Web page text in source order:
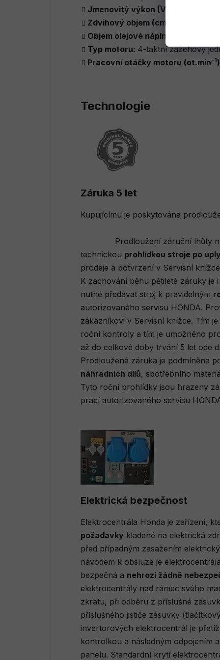
Jmenovitý výkon (VA):
Zdvihový objem (cm
Objem olejové náplně (litrů):
Typ motoru: 4-taktní zážehový
Pracovní otáčky motoru (ot.min-1
Technologie
Záruka 5 let
Kupujícímu je poskytována
Prodloužení záruční lhůty nad
technickou prohlídkou stroje po
prodeje a potvrzení v Servisní
K zachování běhu pětileté záruky
nutné předávat stroj k pravidelným
autorizovaného servisu HONDA.
zákazníkovi v Servisní knížce. Tím
roční kontroly a tím je umožněno
až do celkové doby trvání 5 let ode
Prodloužená záruka je podmíněna
náhradních dílů, spotřebního
Tyto roční prohlídky jsou hrazeny
prací autorizovaného servisu
Elektrická bezpečnost
Elektrocentrála Honda je zařízení,
požadavky kladené na elektrická
před případným zasažením
návodem k obsluze je
bezpečná a nehrozí žádně
elektrocentrály nad rámec svého
zkratu, při odběru z příslušné
příslušného jističe zásuvky
invertorových elektrocentrál je
kontrolkou a následným odpojením
panelu. Standardní krytí